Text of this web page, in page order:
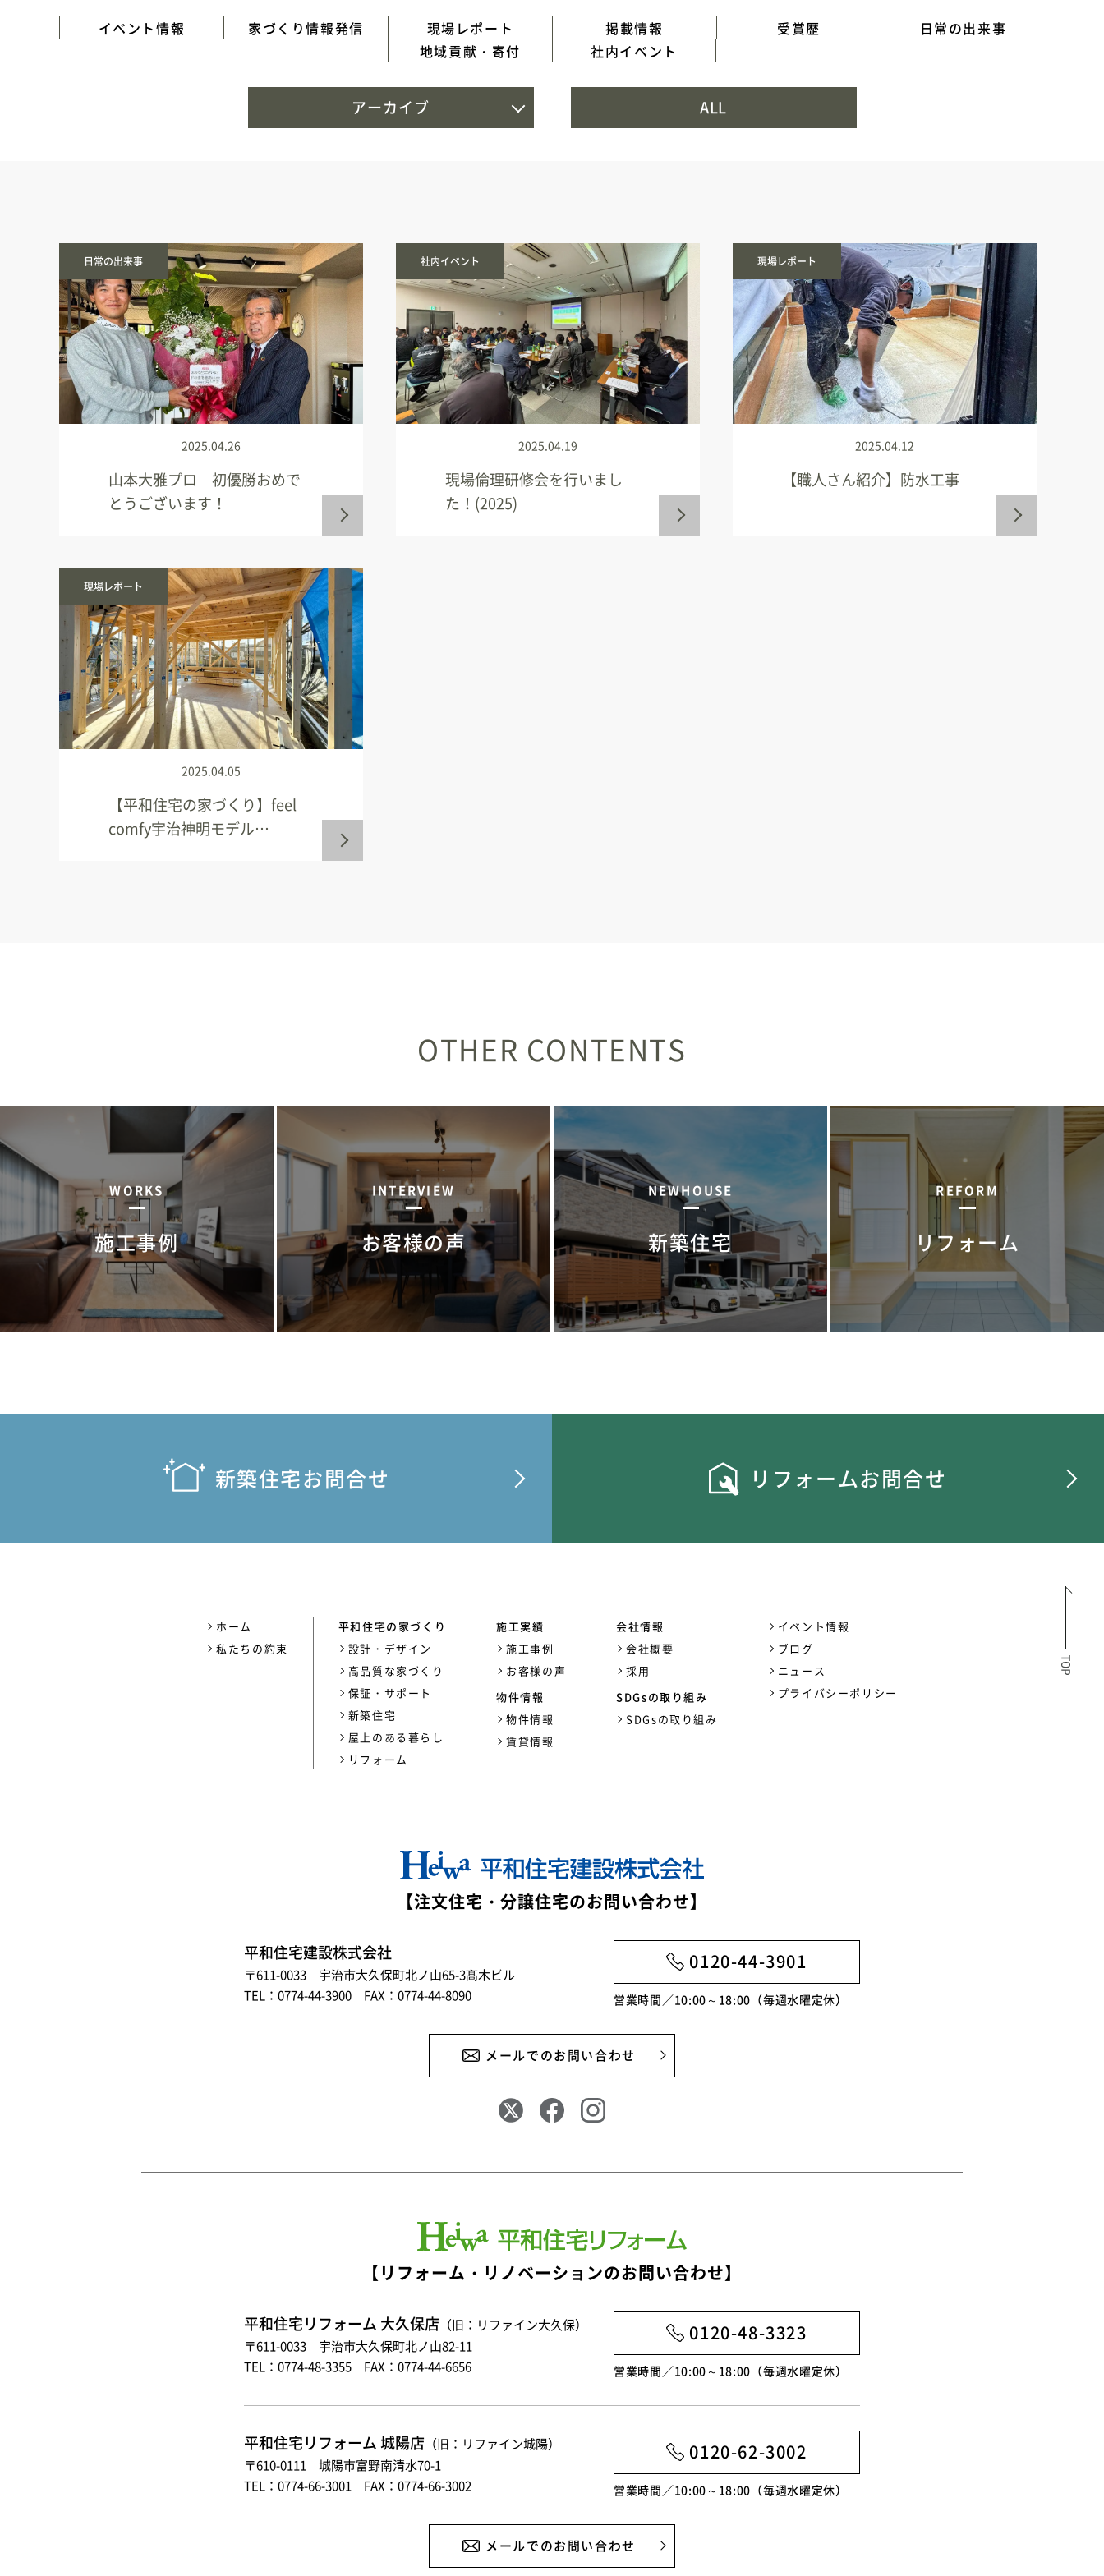
イベント情報 家づくり情報発信 現場レポート 掲載情報 受賞歴
日常の出来事
地域貢献・寄付
社内イベント
アーカイブ ALL
日常の出来事
2025.04.26
山本大雅プロ 初優勝おめで
とうございます！
社内イベント
2025.04.19
現場倫理研修会を行いまし
た！(2025)
現場レポート
2025.04.12
【職人さん紹介】防水工事
現場レポート
2025.04.05
【平和住宅の家づくり】feel
comfy宇治神明モデル…
OTHER CONTENTS
WORKS
施工事例
INTERVIEW
お客様の声
NEWHOUSE
新築住宅
REFORM
リフォーム
新築住宅お問合せ リフォームお問合せ
ホーム
私たちの約束
平和住宅の家づくり
設計・デザイン
高品質な家づくり
保証・サポート
新築住宅
屋上のある暮らし
リフォーム
施工実績
施工事例
お客様の声
物件情報
物件情報
賃貸情報
会社情報
会社概要
採用
SDGsの取り組み
SDGsの取り組み
イベント情報
ブログ
ニュース
プライバシーポリシー
【注文住宅・分譲住宅のお問い合わせ】
平和住宅建設株式会社
〒611-0033 宇治市大久保町北ノ山65-3髙木ビル
TEL：0774-44-3900 FAX：0774-44-8090
0120-44-3901
営業時間／10:00～18:00（毎週水曜定休）
メールでのお問い合わせ
【リフォーム・リノベーションのお問い合わせ】
平和住宅リフォーム 大久保店 （旧：リファイン大久保）
〒611-0033 宇治市大久保町北ノ山82-11
TEL：0774-48-3355 FAX：0774-44-6656
0120-48-3323
営業時間／10:00～18:00（毎週水曜定休）
平和住宅リフォーム 城陽店 （旧：リファイン城陽）
〒610-0111 城陽市富野南清水70-1
TEL：0774-66-3001 FAX：0774-66-3002
0120-62-3002
営業時間／10:00～18:00（毎週水曜定休）
メールでのお問い合わせ